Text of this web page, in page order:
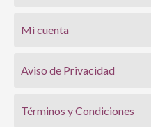
Mi cuenta
Aviso de Privacidad
Términos y Condiciones